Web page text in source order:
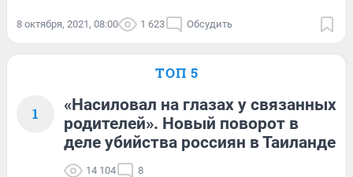
8 октября, 2021, 08:00 1 623 Обсудить
ТОП 5
1
«Насиловал на глазах у связанных
родителей». Новый поворот в
деле убийства россиян в Таиланде
14 104 8